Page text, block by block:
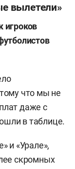
вылетели»
игроков
что мы не
даже с
в таблице.
и «Урале»,
скромных